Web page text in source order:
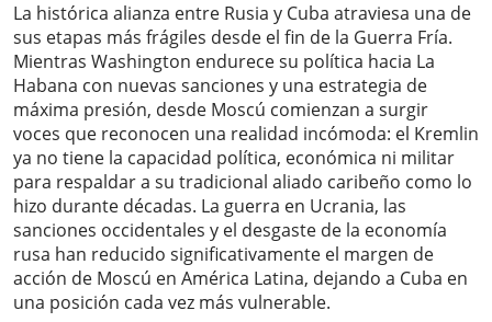
La histórica alianza entre Rusia y Cuba atraviesa una de
sus etapas más frágiles desde el fin de la Guerra Fría.
Mientras Washington endurece su política hacia La
Habana con nuevas sanciones y una estrategia de
máxima presión, desde Moscú comienzan a surgir
voces que reconocen una realidad incómoda: el Kremlin
ya no tiene la capacidad política, económica ni militar
para respaldar a su tradicional aliado caribeño como lo
hizo durante décadas. La guerra en Ucrania, las
sanciones occidentales y el desgaste de la economía
rusa han reducido significativamente el margen de
acción de Moscú en América Latina, dejando a Cuba en
una posición cada vez más vulnerable.